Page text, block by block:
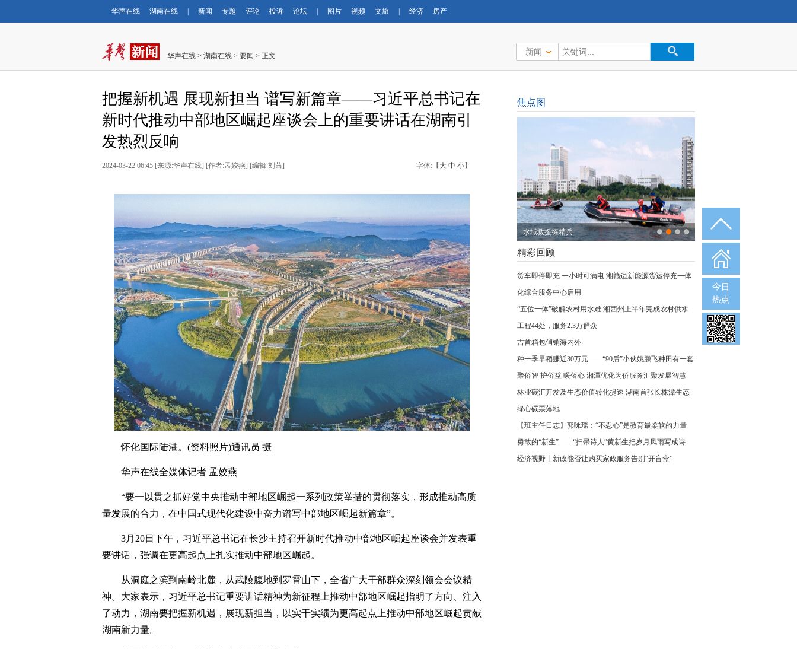
华声在线 湖南在线 新闻 专题 评论 投诉 论坛 图片 视频 文旅 经济 房产
华声在线 > 湖南在线 > 要闻 > 正文 新闻
把握新机遇 展现新担当 谱写新篇章——习近平总书记在
新时代推动中部地区崛起座谈会上的重要讲话在湖南引
发热烈反响
2024-03-22 06:45 [来源:华声在线] [作者:孟姣燕] [编辑:刘茜] 字体:【 大 中 小】
怀化国际陆港。(资料照片)通讯员 摄
华声在线全媒体记者 孟姣燕
“要一以贯之抓好党中央推动中部地区崛起一系列政策举措的贯彻落实，形成推动高质
量发展的合力，在中国式现代化建设中奋力谱写中部地区崛起新篇章”。
3月20日下午，习近平总书记在长沙主持召开新时代推动中部地区崛起座谈会并发表重
要讲话，强调在更高起点上扎实推动中部地区崛起。
从洞庭之滨到南岭北麓，从武陵腹地到罗霄山下，全省广大干部群众深刻领会会议精
神。大家表示，习近平总书记重要讲话精神为新征程上推动中部地区崛起指明了方向、注入
了动力，湖南要把握新机遇，展现新担当，以实干实绩为更高起点上推动中部地区崛起贡献
湖南新力量。
焦点图
王家洲乡村美术馆：艺术点亮田园乡村
精彩回顾
货车即停即充 一小时可满电 湘赣边新能源货运停充一体
化综合服务中心启用
“五位一体”破解农村用水难 湘西州上半年完成农村供水
工程44处，服务2.3万群众
吉首箱包俏销海内外
种一季早稻赚近30万元——“90后”小伙姚鹏飞种田有一套
聚侨智 护侨益 暖侨心 湘潭优化为侨服务汇聚发展智慧
林业碳汇开发及生态价值转化提速 湖南首张长株潭生态
绿心碳票落地
【班主任日志】郭咏瑶：“不忍心”是教育最柔软的力量
勇敢的“新生”——“扫帚诗人”黄新生把岁月风雨写成诗
经济视野丨新政能否让购买家政服务告别“开盲盒”